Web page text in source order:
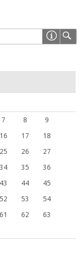
7 8
9
16 17
18
25 26
27
34 35
36
43 44
45
52 53
54
61 62
63